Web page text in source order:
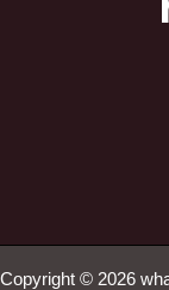
Copyright © 2026